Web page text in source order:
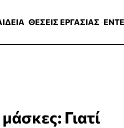
ΘΕΣΕΙΣ ΕΡΓΑΣΙΑΣ
Γιατί